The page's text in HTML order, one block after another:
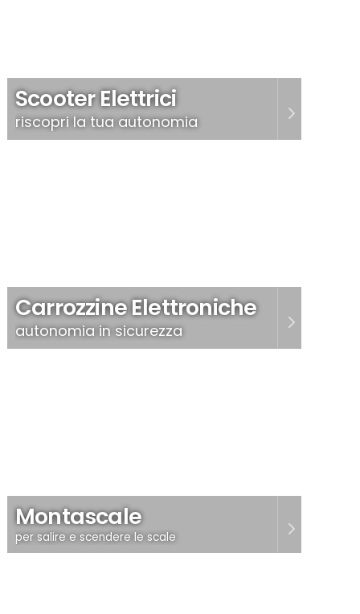
Scooter Elettrici
riscopri la tua autonomia
Carrozzine Elettroniche
autonomia in sicurezza
Montascale
per salire e scendere le scale